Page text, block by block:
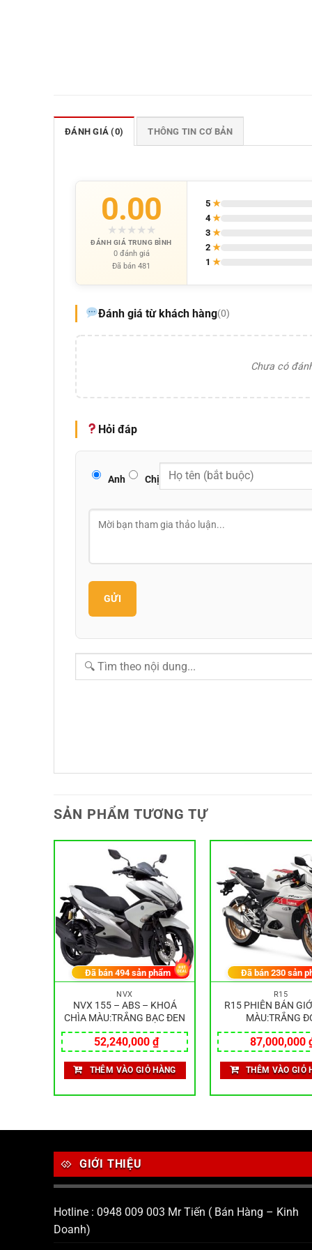
ĐÁNH GIÁ (0) THÔNG TIN CƠ BẢN
0.00
★ ★ ★ ★ ★
ĐÁNH GIÁ TRUNG BÌNH
0 đánh giá
Đã bán 481
5 ★
4★
3 ★
2 ★
1 ★
Đánh giá từ khách hàng(0)
Chưa có
Hỏi đáp
Anh Chị
GỬI
SẢN PHẨM TƯƠNG TỰ
NVX
NVX 155 – ABS – KHOÁ
CHÌA MÀU:TRẮNG BẠC ĐEN
52,240,000₫
Đã bán 494sản phẩm
THÊM VÀO GIỎ HÀNG
R15
R15 PHIÊN BẢN
MÀU:TRẮNG
87,000,000
Đã bán 230sản
THÊM VÀO GIỎ
GIỚI THIỆU
Hotline : 0948 009 003 Mr Tiến ( Bán Hàng – Kinh
Doanh)